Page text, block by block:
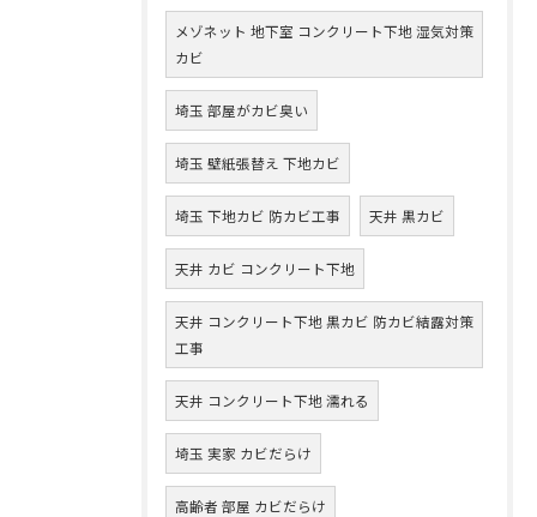
メゾネット 地下室 コンクリート下地 湿気対策
カビ
埼玉 部屋がカビ臭い
埼玉 壁紙張替え 下地カビ
埼玉 下地カビ 防カビ工事 天井 黒カビ
天井 カビ コンクリート下地
天井 コンクリート下地 黒カビ 防カビ結露対策
工事
天井 コンクリート下地 濡れる
埼玉 実家 カビだらけ
高齢者 部屋 カビだらけ